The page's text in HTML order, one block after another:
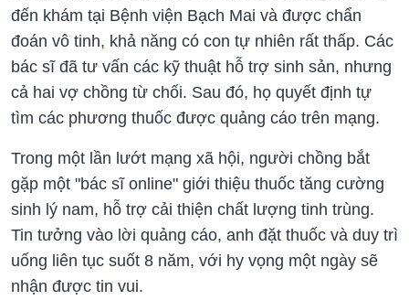
đến khám tại Bệnh viện Bạch Mai và được chẩn
đoán vô tinh, khả năng có con tự nhiên rất thấp. Các
bác sĩ đã tư vấn các kỹ thuật hỗ trợ sinh sản, nhưng
cả hai vợ chồng từ chối. Sau đó, họ quyết định tự
tìm các phương thuốc được quảng cáo trên mạng.
Trong một lần lướt mạng xã hội, người chồng bắt
gặp một "bác sĩ online" giới thiệu thuốc tăng cường
sinh lý nam, hỗ trợ cải thiện chất lượng tinh trùng.
Tin tưởng vào lời quảng cáo, anh đặt thuốc và duy trì
uống liên tục suốt 8 năm, với hy vọng một ngày sẽ
nhận được tin vui.